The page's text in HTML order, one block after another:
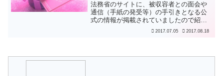
法務省のサイトに、被収容者との面会や
通信（手紙の発受等）の手引きとなる公
式の情報が掲載されていましたので紹介
します。法務省矯正局のページで、一番
2017.07.05 2017.08.18